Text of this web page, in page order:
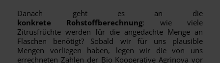
Danach geht es an die
konkrete Rohstoffberechnung: wie viele
Zitrusfrüchte werden für die angedachte Menge an
Flaschen benötigt? Sobald wir für uns plausible
Mengen vorliegen haben, legen wir die von uns
errechneten Zahlen der Bio Kooperative Agrinova vor